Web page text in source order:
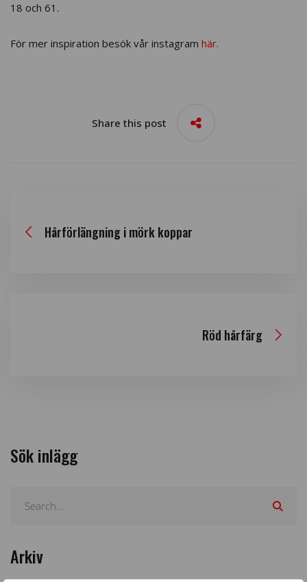
18 och 61.
För mer inspiration besök vår instagram här.
Share this post
Hårförlängning i mörk koppar
Röd hårfärg
Sök inlägg
Arkiv